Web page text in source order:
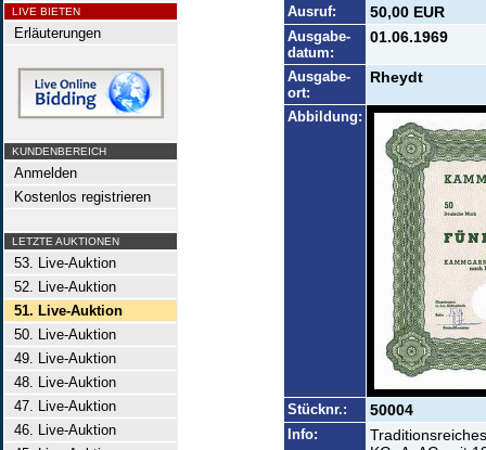
LIVE BIETEN
Erläuterungen
KUNDENBEREICH
Anmelden
Kostenlos registrieren
LETZTE AUKTIONEN
53. Live-Auktion
52. Live-Auktion
51. Live-Auktion
50. Live-Auktion
49. Live-Auktion
48. Live-Auktion
47. Live-Auktion
46. Live-Auktion
Ausruf: 50,00 EUR
Ausgabe-
datum:
01.06.1969
Ausgabe-
ort:
Rheydt
Abbildung:
Stücknr.: 50004
Info: